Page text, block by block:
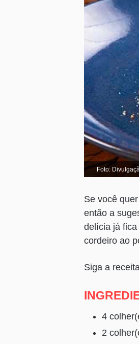
Foto:
Se você
então a
delícia já
cordeiro ao
Siga a
4
2